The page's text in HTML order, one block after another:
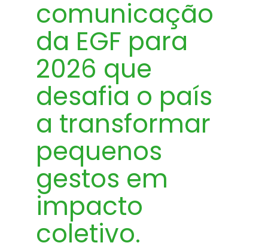
comunicação
da EGF para
2026 que
desafia o país
a transformar
pequenos
gestos em
impacto
coletivo.